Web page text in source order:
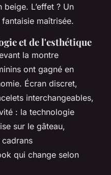
L’effet ? Un
maîtrisée.
et de l'esthétique
la montre
ont gagné en
Écran discret,
interchangeables,
: la technologie
sur le gâteau,
qui change selon